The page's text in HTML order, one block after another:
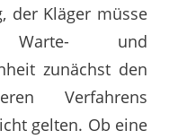
der Kläger müsse
Warte- und
zunächst den
Verfahrens
gelten. Ob eine